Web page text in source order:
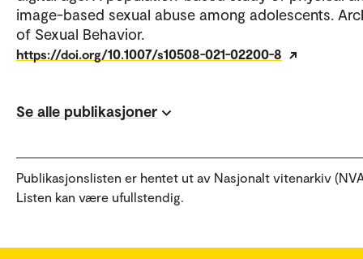
image-based sexual abuse among adolescents.
of Sexual Behavior.
https://doi.org/10.1007/s10508-021-02200-8
Se alle publikasjoner
Publikasjonslisten er hentet ut av Nasjonalt vitenarkiv
Listen kan være ufullstendig.